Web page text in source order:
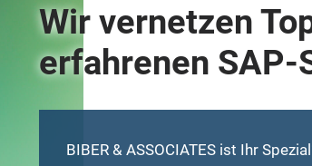
Wir vernetzen
erfahrenen SAP-
BIBER & ASSOCIATES ist Ihr